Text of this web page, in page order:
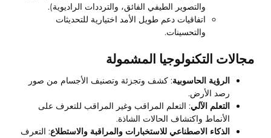
والتصوير الطيفي الفائق، والترددات الراديوية).
اتفاقيات دعم طويل الأمد اختيارية للتحديثات
والتحسينات.
مجالات التكنولوجيا المشمولة
الرؤية الحاسوبية: كشف وتجزئة وتصنيف الأجسام من صور
رصد الأرض.
التعلم الآلي: التعلم المراقب وغير المراقب للتعرف على
الأنماط واكتشاف الحالات الشاذة.
الذكاء الاصطناعي للاستخبارات والمراقبة والاستطلاع: التعرف